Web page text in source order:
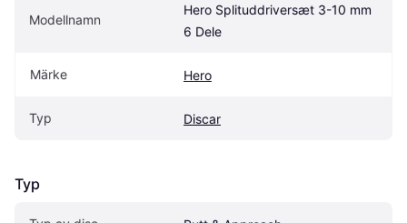
Modellnamn
Hero Splituddriversæt 3-10 mm
6 Dele
Märke Hero
Typ Discar
Typ